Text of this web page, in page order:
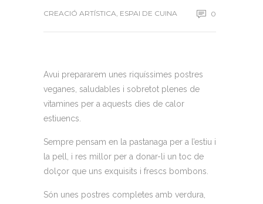
CREACIÓ ARTÍSTICA, ESPAI DE CUINA 0
Avui prepararem unes riquíssimes postres
veganes, saludables i sobretot plenes de
vitamines per a aquests dies de calor
estiuencs.
Sempre pensam en la pastanaga per a l’estiu i
la pell, i res millor per a donar-li un toc de
dolçor que uns exquisits i frescs bombons.
Són unes postres completes amb verdura,